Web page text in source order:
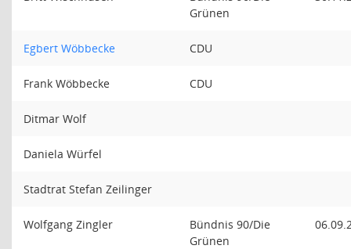
Grünen
Egbert Wöbbecke CDU
Frank Wöbbecke CDU
Ditmar Wolf
Daniela Würfel
Stadtrat Stefan Zeilinger
Wolfgang Zingler
Bündnis 90/Die
Grünen